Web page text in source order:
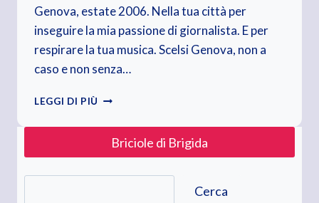
Genova, estate 2006. Nella tua città per
inseguire la mia passione di giornalista. E per
respirare la tua musica. Scelsi Genova, non a
caso e non senza…
LEGGI DI PIÙ FABER,
APPLAUSO
SENZA
FINE
Briciole di Brigida
Cerca